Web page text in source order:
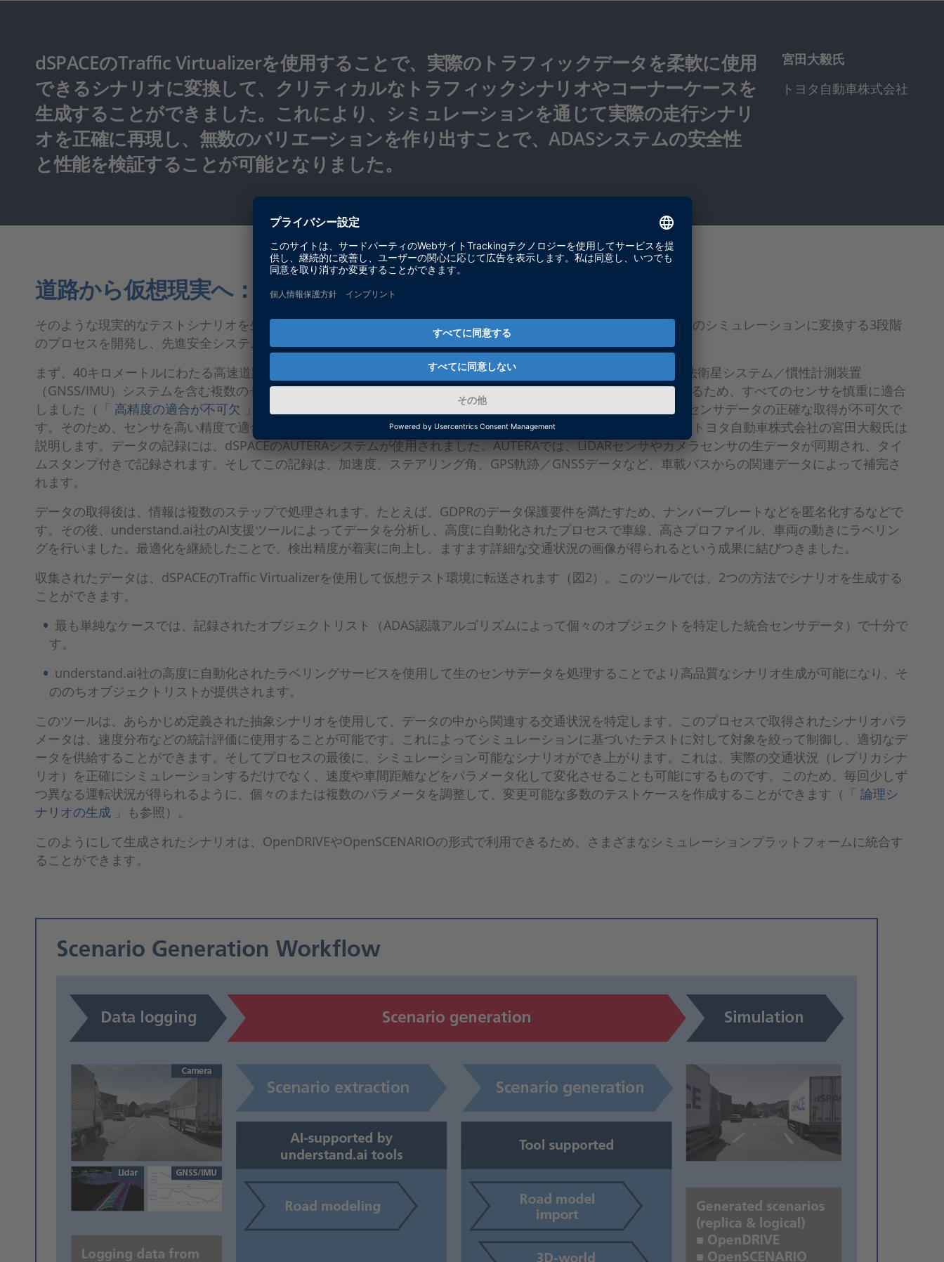
dSPACEのTraffic Virtualizerを使用することで、実際のトラフィックデータを柔軟に使用
できるシナリオに変換して、クリティカルなトラフィックシナリオやコーナーケースを
生成することができました。これにより、シミュレーションを通じて実際の走行シナリ
オを正確に再現し、無数のバリエーションを作り出すことで、ADASシステムの安全性
と性能を検証することが可能となりました。
宮田大毅氏
トヨタ自動車株式会社
道路から仮想現実へ：現実的なテストシナリオの作成方法
そのような現実的なテストシナリオを生成するために、トヨタ自動車株式会社は実際のトラフィックデータを高精度のシミュレーションに変換する3段階
のプロセスを開発し、先進安全システムの妥当性確認のための信頼できる基盤を構築しました（図1）。
まず、40キロメートルにわたる高速道路で大規模な計測を行いました。LiDARユニット、4つのカメラ、全地球的航法衛星システム／慣性計測装置
（GNSS/IMU）システムを含む複数のセンサで、道路構造や交通の流れを正確にとらえます。最高度の精度を確保するため、すべてのセンサを慎重に適合
しました（「 高精度の適合が不可欠 」も参照）。「トラフィックオブジェクトの正しい識別と運転操作には、このセンサデータの正確な取得が不可欠で
す。そのため、センサを高い精度で適合して、道路構造と交通の流れの両方を正確に取得できるようにしました」とトヨタ自動車株式会社の宮田大毅氏は
説明します。データの記録には、dSPACEのAUTERAシステムが使用されました。AUTERAでは、LiDARセンサやカメラセンサの生データが同期され、タイ
ムスタンプ付きで記録されます。そしてこの記録は、加速度、ステアリング角、GPS軌跡／GNSSデータなど、車載バスからの関連データによって補完さ
れます。
データの取得後は、情報は複数のステップで処理されます。たとえば、GDPRのデータ保護要件を満たすため、ナンバープレートなどを匿名化するなどで
す。その後、understand.ai社のAI支援ツールによってデータを分析し、高度に自動化されたプロセスで車線、高さプロファイル、車両の動きにラベリン
グを行いました。最適化を継続したことで、検出精度が着実に向上し、ますます詳細な交通状況の画像が得られるという成果に結びつきました。
収集されたデータは、dSPACEのTraffic Virtualizerを使用して仮想テスト環境に転送されます（図2）。このツールでは、2つの方法でシナリオを生成する
ことができます。
最も単純なケースでは、記録されたオブジェクトリスト（ADAS認識アルゴリズムによって個々のオブジェクトを特定した統合センサデータ）で十分で
す。
understand.ai社の高度に自動化されたラベリングサービスを使用して生のセンサデータを処理することでより高品質なシナリオ生成が可能になり、そ
ののちオブジェクトリストが提供されます。
このツールは、あらかじめ定義された抽象シナリオを使用して、データの中から関連する交通状況を特定します。このプロセスで取得されたシナリオパラ
メータは、速度分布などの統計評価に使用することが可能です。これによってシミュレーションに基づいたテストに対して対象を絞って制御し、適切なデ
ータを供給することができます。そしてプロセスの最後に、シミュレーション可能なシナリオができ上がります。これは、実際の交通状況（レプリカシナ
リオ）を正確にシミュレーションするだけでなく、速度や車間距離などをパラメータ化して変化させることも可能にするものです。このため、毎回少しず
つ異なる運転状況が得られるように、個々のまたは複数のパラメータを調整して、変更可能な多数のテストケースを作成することができます（「 論理シ
ナリオの生成 」も参照）。
このようにして生成されたシナリオは、OpenDRIVEやOpenSCENARIOの形式で利用できるため、さまざまなシミュレーションプラットフォームに統合す
ることができます。